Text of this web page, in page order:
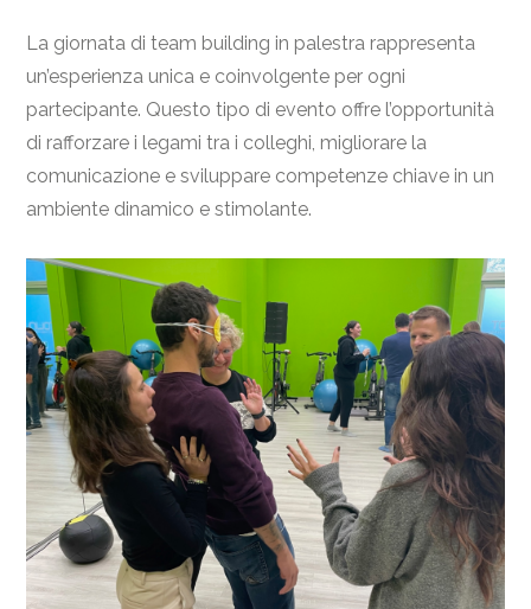
La giornata di team building in palestra rappresenta
un’esperienza unica e coinvolgente per ogni
partecipante. Questo tipo di evento offre l’opportunità
di rafforzare i legami tra i colleghi, migliorare la
comunicazione e sviluppare competenze chiave in un
ambiente dinamico e stimolante.